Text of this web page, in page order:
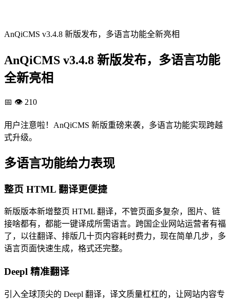
AnQiCMS v3.4.8 新版发布，多语言功能全新亮相
AnQiCMS v3.4.8 新版发布，多语言功能
全新亮相
📅 👁️ 210
用户注意啦！AnQiCMS 新版重磅来袭，多语言功能实现跨越
式升级。
多语言功能给力表现
整页 HTML 翻译更便捷
新版版本新增整页 HTML 翻译，不管页面多复杂，图片、链
接啥都有，都能一键译成所需语言。跨国企业网站运营者有福
了，以往翻译、排版几十页内容耗时费力，现在简单几步，多
语言页面快速生成，格式还完整。
Deepl 精准翻译
引入全球顶尖的 Deepl 翻译，译文质量杠杠的，让网站内容专